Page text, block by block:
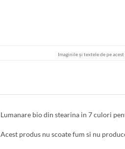
Imaginile și textele de pe
Lumanare bio din stearina in 7 culori
Acest produs nu scoate fum si nu